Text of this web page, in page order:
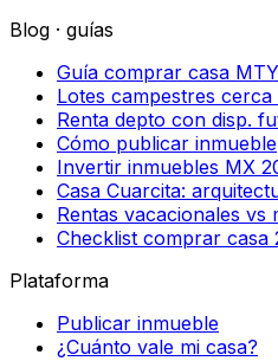
Blog · guías
Guía comprar casa
Lotes campestres
Renta depto con disp.
Cómo publicar inmueble
Invertir inmuebles MX
Casa Cuarcita:
Rentas vacacionales vs
Checklist comprar casa
Plataforma
Publicar inmueble
¿Cuánto vale mi casa?